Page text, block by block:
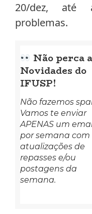
20/dez, até
problemas.
Não perca
Novidades do
IFUSP!
Não fazemos
Vamos te enviar
APENAS um
por semana com
atualizações de
repasses e/ou
postagens da
semana.